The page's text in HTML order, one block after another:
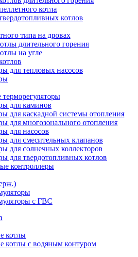
котла
котлов
типа на дровах
длительного горения
на угле
для тепловых насосов
для каминов
для каскадной системы отопления
для многозонального отопления
для насосов
для смесительных клапанов
для солнечных коллекторов
для твердотопливных котлов
контроллеры
с ГВС
котлы
котлы с водяным контуром